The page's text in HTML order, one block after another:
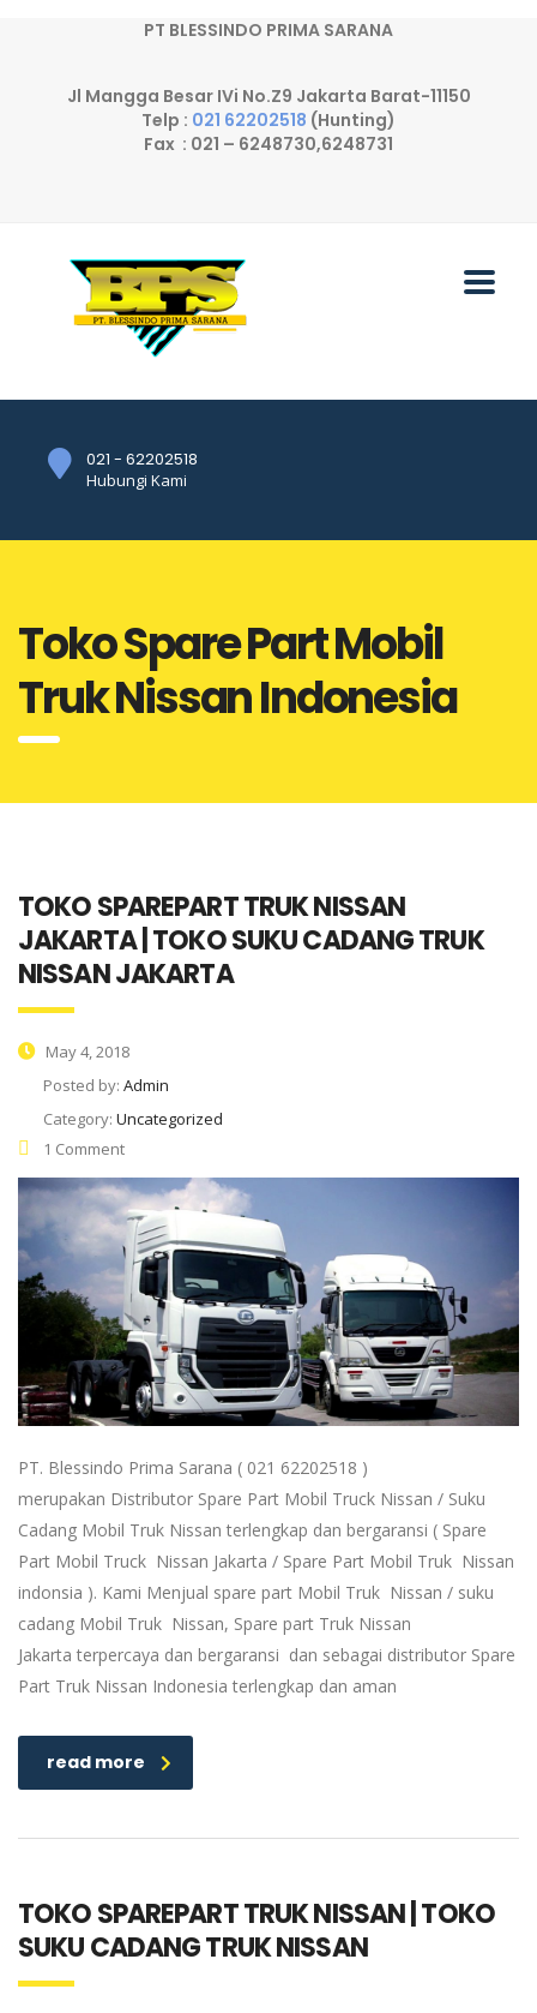
PT BLESSINDO PRIMA SARANA
Jl Mangga Besar IVi No.Z9 Jakarta Barat-11150
Telp : 021 62202518 (Hunting)
Fax : 021 – 6248730,6248731
021 - 62202518
Hubungi Kami
Toko Spare Part Mobil
Truk Nissan Indonesia
TOKO SPAREPART TRUK NISSAN
JAKARTA | TOKO SUKU CADANG TRUK
NISSAN JAKARTA
May 4, 2018
Posted by: Admin
Category: Uncategorized
1 Comment
PT. Blessindo Prima Sarana ( 021 62202518 )
merupakan Distributor Spare Part Mobil Truck Nissan / Suku
Cadang Mobil Truk Nissan terlengkap dan bergaransi ( Spare
Part Mobil Truck Nissan Jakarta / Spare Part Mobil Truk Nissan
indonsia ). Kami Menjual spare part Mobil Truk Nissan / suku
cadang Mobil Truk Nissan, Spare part Truk Nissan
Jakarta terpercaya dan bergaransi dan sebagai distributor Spare
Part Truk Nissan Indonesia terlengkap dan aman
read more
TOKO SPAREPART TRUK NISSAN | TOKO
SUKU CADANG TRUK NISSAN